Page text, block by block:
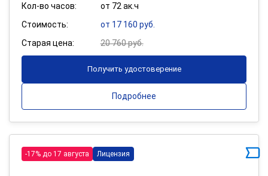
Кол-во часов:
от 72 ак.ч
Стоимость:
от 17 160 руб.
Старая цена:
20 760 руб.
Получить удостоверение
Подробнее
-17% до 17 августа Лицензия